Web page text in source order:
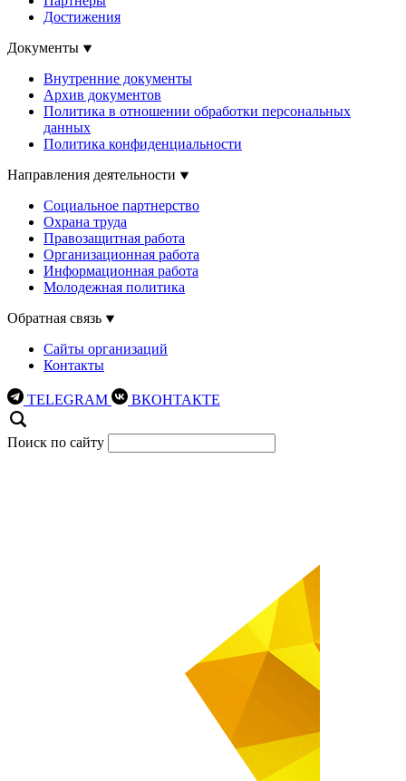
Достижения
Документы
Внутренние документы
Архив документов
Политика в отношении обработки персональных
данных
Политика конфиденциальности
Направления деятельности
Социальное партнерство
Охрана труда
Правозащитная работа
Организационная работа
Информационная работа
Молодежная политика
Обратная связь
Сайты организаций
Контакты
TELEGRAM ВКОНТАКТЕ
Поиск по сайту